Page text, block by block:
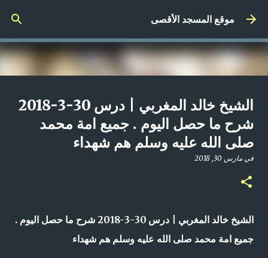
التخطي إلى المحتوى الرئيسيموقع المسجد الأقصى
صلاة المغرب مباشر من المسجد
الأقصى المبارك | الاثنين 21-4-2025م
في
الشيخ خالد المغربي | درس 30-3-2018
شرح ما حصل اليوم . جميع امة محمد
صلى الله عليه وسلم هم شهداء
في مارس 30, 2018
الشيخ خالد المغربي | درس 30-3-2018 شرح ما حصل اليوم .
جميع امة محمد صلى الله عليه وسلم هم شهداء